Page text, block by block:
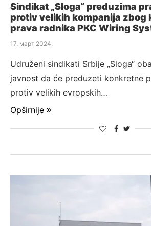
Sindikat „Sloga“ preduzima
protiv velikih kompanija zbog
prava radnika PKC Wiring
17. март 2024.
Udruženi sindikati Srbije „Sloga“
javnost da će preduzeti konkretne
protiv velikih evropskih…
Opširnije